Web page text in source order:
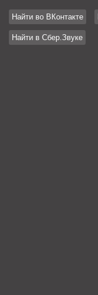
Найти во ВКонтакте
Найти в Сбер.Звуке